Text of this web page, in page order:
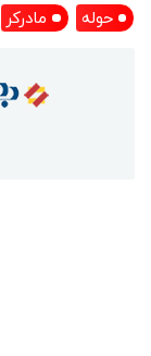
حوله
مادرکر